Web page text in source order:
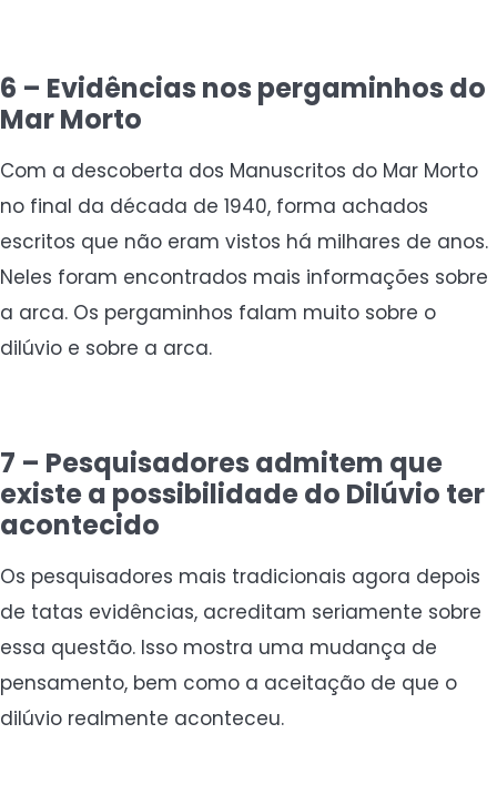
6 – Evidências nos pergaminhos do
Mar Morto
Com a descoberta dos Manuscritos do Mar Morto
no final da década de 1940, forma achados
escritos que não eram vistos há milhares de anos.
Neles foram encontrados mais informações sobre
a arca. Os pergaminhos falam muito sobre o
dilúvio e sobre a arca.
7 – Pesquisadores admitem que
existe a possibilidade do Dilúvio ter
acontecido
Os pesquisadores mais tradicionais agora depois
de tatas evidências, acreditam seriamente sobre
essa questão. Isso mostra uma mudança de
pensamento, bem como a aceitação de que o
dilúvio realmente aconteceu.